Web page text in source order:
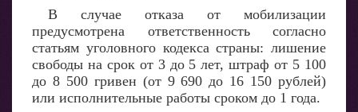
В случае отказа от мобилизации
предусмотрена ответственность согласно
статьям уголовного кодекса страны: лишение
свободы на срок от 3 до 5 лет, штраф от 5 100
до 8 500 гривен (от 9 690 до 16 150 рублей)
или исполнительные работы сроком до 1 года.